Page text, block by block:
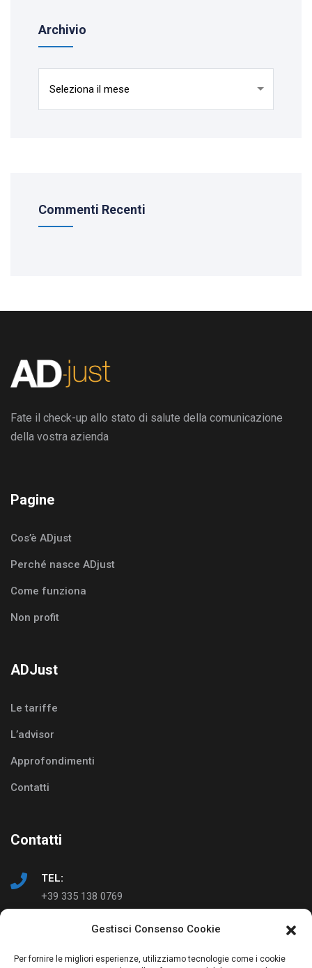
Gestisci Consenso Cookie
Per fornire le migliori esperienze, utilizziamo tecnologie come i cookie
Archivio
Commenti Recenti
Fate il check-up allo stato di salute della comunicazione
della vostra azienda
Pagine
Cos’è ADjust
Perché nasce ADjust
Come funziona
Non profit
ADJust
Le tariffe
L’advisor
Approfondimenti
Contatti
Contatti
TEL:
+39 335 138 0769